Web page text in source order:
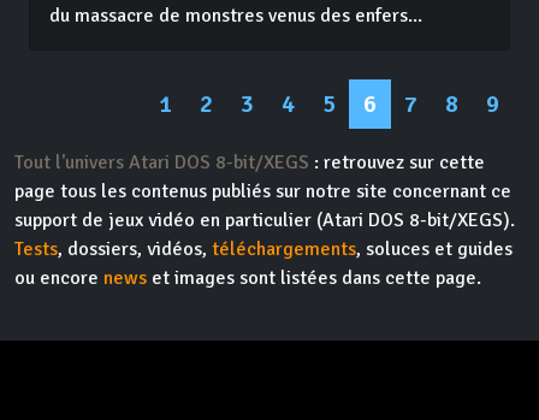
du massacre de monstres venus des enfers...
1 2 3 4 5 6 7 8 9
Tout l'univers Atari DOS 8-bit/XEGS : retrouvez sur cette
page tous les contenus publiés sur notre site concernant ce
support de jeux vidéo en particulier (Atari DOS 8-bit/XEGS).
Tests, dossiers, vidéos, téléchargements, soluces et guides
ou encore news et images sont listées dans cette page.